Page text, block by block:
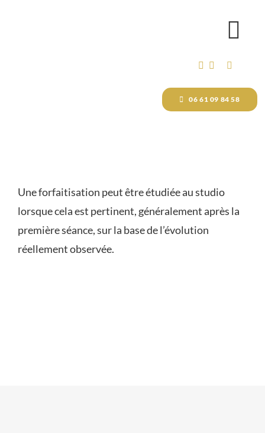
ACCUEIL
FORMATIONS
06 61 09 84 58
Une forfaitisation peut être étudiée au studio
lorsque cela est pertinent, généralement après la
première séance, sur la base de l’évolution
réellement observée.